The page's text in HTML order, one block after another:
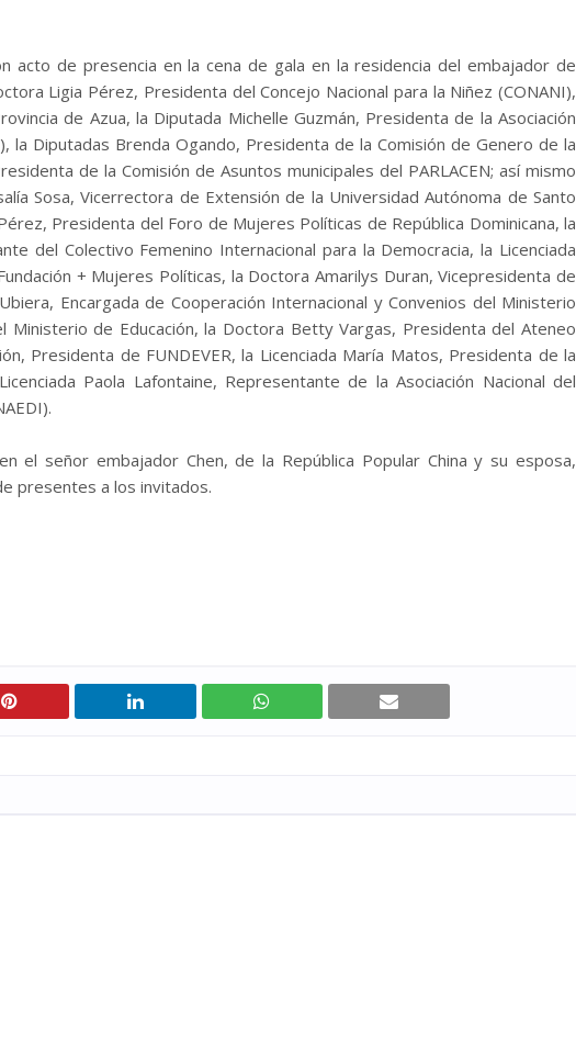
acto de presencia en la cena de gala en la residencia del embajador de
Ligia Pérez, Presidenta del Concejo Nacional para la Niñez (CONANI),
de Azua, la Diputada Michelle Guzmán, Presidenta de la Asociación
la Diputadas Brenda Ogando, Presidenta de la Comisión de Genero de la
de la Comisión de Asuntos municipales del PARLACEN; así mismo
Sosa, Vicerrectora de Extensión de la Universidad Autónoma de Santo
Presidenta del Foro de Mujeres Políticas de República Dominicana, la
del Colectivo Femenino Internacional para la Democracia, la Licenciada
+ Mujeres Políticas, la Doctora Amarilys Duran, Vicepresidenta de
Encargada de Cooperación Internacional y Convenios del Ministerio
Ministerio de Educación, la Doctora Betty Vargas, Presidenta del Ateneo
Presidenta de FUNDEVER, la Licenciada María Matos, Presidenta de la
Paola Lafontaine, Representante de la Asociación Nacional del
el señor embajador Chen, de la República Popular China y su esposa,
presentes a los invitados.